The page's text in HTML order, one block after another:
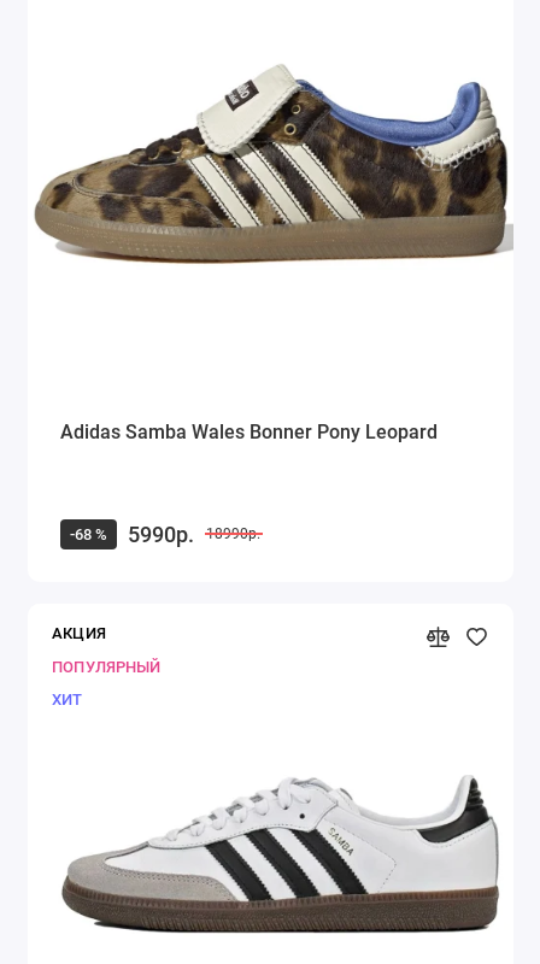
Adidas Samba Wales Bonner Pony Leopard
-68 % 5990р. 18990р.
АКЦИЯ
ПОПУЛЯРНЫЙ
ХИТ